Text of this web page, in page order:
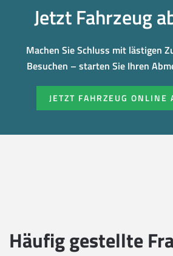
Jetzt Fahrzeug
Machen Sie Schluss mit lästigen
Besuchen – starten Sie Ihren
JETZT FAHRZEUG ONLINE
Häufig gestellte